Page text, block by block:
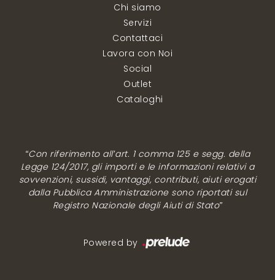
Chi siamo
Servizi
Contattaci
Lavora con Noi
Social
Outlet
Cataloghi
“Con riferimento all’art. 1 comma 125 e segg. della
Legge 124/2017, gli importi e le informazioni relativi a
sovvenzioni, sussidi, vantaggi, contributi, aiuti erogati
dalla Pubblica Amministrazione sono riportati sul
Registro Nazionale degli Aiuti di Stato”
Powered by